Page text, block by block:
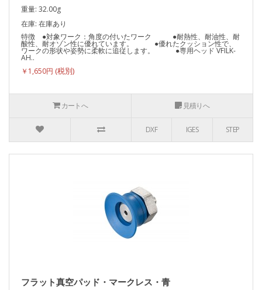
重量: 32.00g
在庫: 在庫あり
特徴 ●対象ワーク：角度の付いたワーク ●耐熱性、耐油性、耐
酸性、耐オゾン性に優れています。 ●優れたクッション性で、
ワークの形状や姿勢に柔軟に追従します。 ●専用ヘッド VFILK-
AH..
￥1,650円
カートへ 見積りへ
DXF IGES STEP
フラット真空パッド・マークレス・青